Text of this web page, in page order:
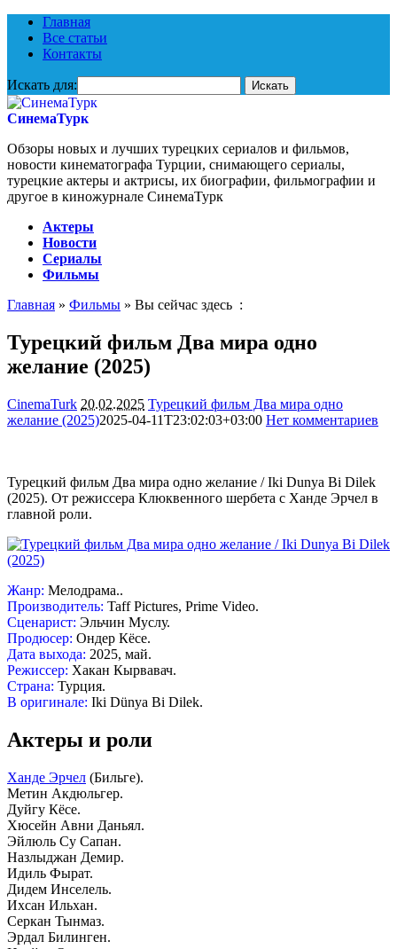
Главная
Все статьи
Контакты
Искать для:
СинемаТурк
Обзоры новых и лучших турецких сериалов и фильмов,
новости кинематографа Турции, снимающего сериалы,
турецкие актеры и актрисы, их биографии, фильмографии и
другое в киножурнале СинемаТурк
Актеры
Новости
Сериалы
Фильмы
Главная » Фильмы » Вы сейчас здесь :
Турецкий фильм Два мира одно
желание (2025)
CinemaTurk 20.02.2025 Турецкий фильм Два мира одно
желание (2025)2025-04-11T23:02:03+03:00 Нет комментариев
Турецкий фильм Два мира одно желание / Iki Dunya Bi Dilek
(2025). От режиссера Клюквенного шербета с Ханде Эрчел в
главной роли.
Жанр: Мелодрама..
Производитель: Taff Pictures, Prime Video.
Сценарист: Эльчин Муслу.
Продюсер: Ондер Кёсе.
Дата выхода: 2025, май.
Режиссер: Хакан Кырвавач.
Страна: Турция.
В оригинале: Iki Dünya Bi Dilek.
Актеры и роли
Ханде Эрчел (Бильге).
Метин Акдюльгер.
Дуйгу Кёсе.
Хюсейн Авни Даньял.
Эйлюль Су Сапан.
Назлыджан Демир.
Идиль Фырат.
Дидем Инселель.
Ихсан Ильхан.
Серкан Тынмаз.
Эрдал Билинген.